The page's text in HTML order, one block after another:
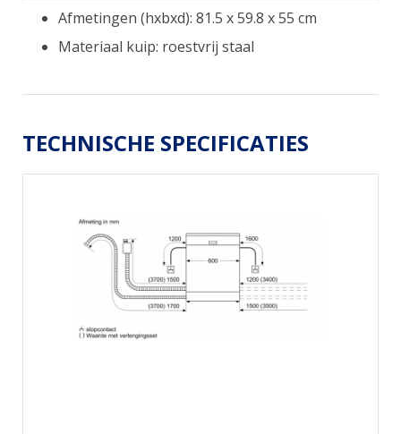
Afmetingen (hxbxd): 81.5 x 59.8 x 55 cm
Materiaal kuip: roestvrij staal
TECHNISCHE SPECIFICATIES